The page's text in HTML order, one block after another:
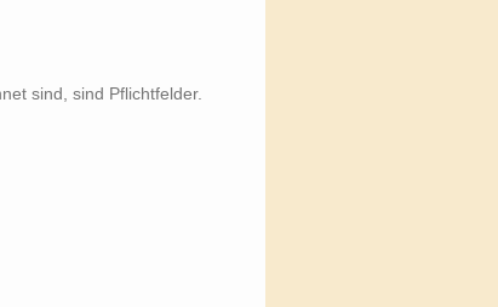
sind, sind Pflichtfelder.